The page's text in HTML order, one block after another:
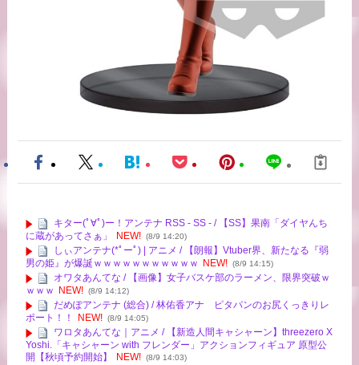
キター(ﾟ∀ﾟ)ー！アンテナ RSS - SS - / 【SS】果南「ダイヤんち
に蔵があってさぁ」
NEW! (8/9 14:20)
しぃアンテナ(*ﾟーﾟ) | アニメ / 【朗報】Vtuber界、新たなる『弱
男の姫』が爆誕ｗｗｗｗｗｗｗｗｗｗｗ
NEW! (8/9 14:15)
オワタあんてな / 【画像】女子バスケ部のラーメン、限界突破ｗ
ｗｗｗ
NEW! (8/9 14:12)
だめぽアンテナ (総合) / 林佑香アナ ピタパンのお尻くっきりレ
ポート！！
NEW! (8/9 14:05)
ワロタあんてな｜アニメ / 【新造人間キャシャーン】threezero X
Yoshi.「キャシャーン with フレンダー」アクションフィギュア 原型公
開【秋頃予約開始】
NEW! (8/9 14:03)